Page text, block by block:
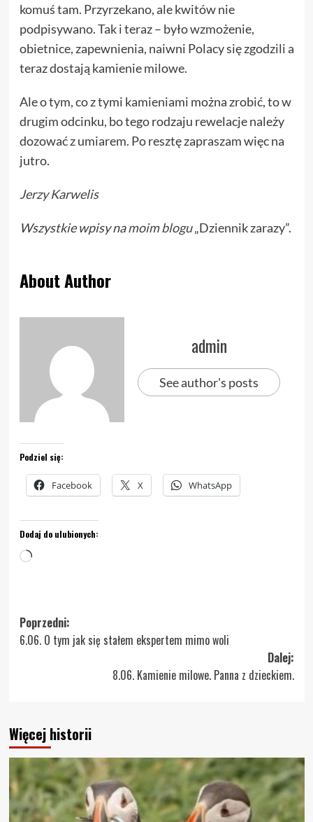
komuś tam. Przyrzekano, ale kwitów nie
podpisywano. Tak i teraz – było wzmożenie,
obietnice, zapewnienia, naiwni Polacy się zgodzili a
teraz dostają kamienie milowe.
Ale o tym, co z tymi kamieniami można zrobić, to w
drugim odcinku, bo tego rodzaju rewelacje należy
dozować z umiarem. Po resztę zapraszam więc na
jutro.
Jerzy Karwelis
Wszystkie wpisy namoim blogu„Dziennik zarazy”.
About Author
admin
See author's posts
Podziel się:
Facebook X WhatsApp
Dodaj do ulubionych:
Wczytywanie…
Zobacz
wpisy
Poprzedni:
6.06. O tym jak się stałem ekspertem mimo woli
Dalej:
8.06. Kamienie milowe. Panna z dzieckiem.
Więcej historii